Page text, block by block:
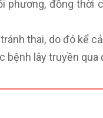
phương, đồng thời
thai, do đó kể
bệnh lây truyền